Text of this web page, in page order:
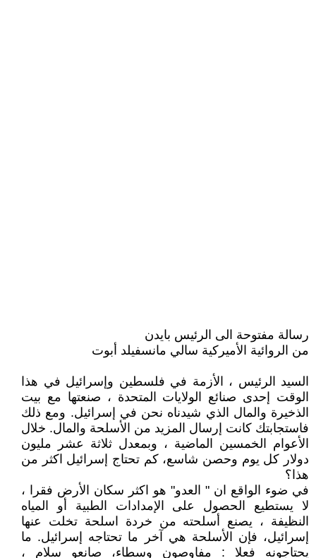
رسالة مفتوحة الى الرئيس بايدن
من الروائية الأميركية سالي مانسفيلد أبوت
السيد الرئيس ، الأزمة في فلسطين وإسرائيل في هذا
الوقت إحدى صنائع الولايات المتحدة ، صنعتها مع بيت
الذخيرة والمال الذي شيدناه نحن في إسرائيل. ومع ذلك
فاستجابتك كانت إرسال المزيد من الأسلحة والمال. خلال
الأعوام الخمسين الماضية ، وبمعدل ثلاثة عشر مليون
دولار كل يوم وحصن شاسع، كم تحتاج إسرائيل اكثر من
هذا؟
في ضوء الواقع ان " العدو" هو اكثر سكان الأرض فقرا ،
لا يستطيع الحصول على الإمدادات الطبية أو المياه
النظيفة ، يصنع أسلحته من خردة اسلحة تخلت عنها
إسرائيل، فإن الأسلحة هي آخر ما تحتاجه إسرائيل. ما
يحتاجونه فعلا : مفاوصون وسطاء، صانعو سلام ،